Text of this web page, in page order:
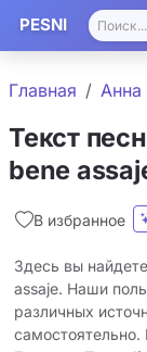
PESNI
Главная Анна
Текст
bene
В избранное
Здесь вы
assaje. Наши
различных